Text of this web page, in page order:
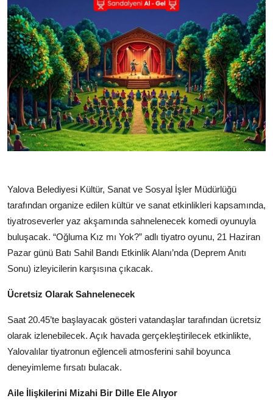
Kamu Kurumları ve Üst Kurullar
Yalova Belediyesi Kültür, Sanat ve Sosyal İşler Müdürlüğü
tarafından organize edilen kültür ve sanat etkinlikleri kapsamında,
tiyatroseverler yaz akşamında sahnelenecek komedi oyunuyla
buluşacak. “Oğluma Kız mı Yok?” adlı tiyatro oyunu, 21 Haziran
Pazar günü Batı Sahil Bandı Etkinlik Alanı’nda (Deprem Anıtı
Sonu) izleyicilerin karşısına çıkacak.
Ücretsiz Olarak Sahnelenecek
Saat 20.45’te başlayacak gösteri vatandaşlar tarafından ücretsiz
olarak izlenebilecek. Açık havada gerçekleştirilecek etkinlikte,
Yalovalılar tiyatronun eğlenceli atmosferini sahil boyunca
deneyimleme fırsatı bulacak.
Aile İlişkilerini Mizahi Bir Dille Ele Alıyor